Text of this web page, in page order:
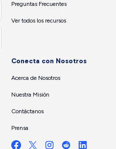
Preguntas Frecuentes
Ver todos los recursos
Conecta con Nosotros
Acerca de Nosotros
Nuestra Misión
Contáctanos
Prensa